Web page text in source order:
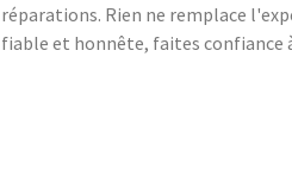
réparations. Rien ne remplace
fiable et honnête, faites confiance